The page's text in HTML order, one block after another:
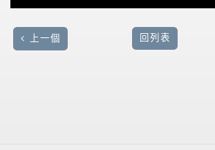
上一個 回列表